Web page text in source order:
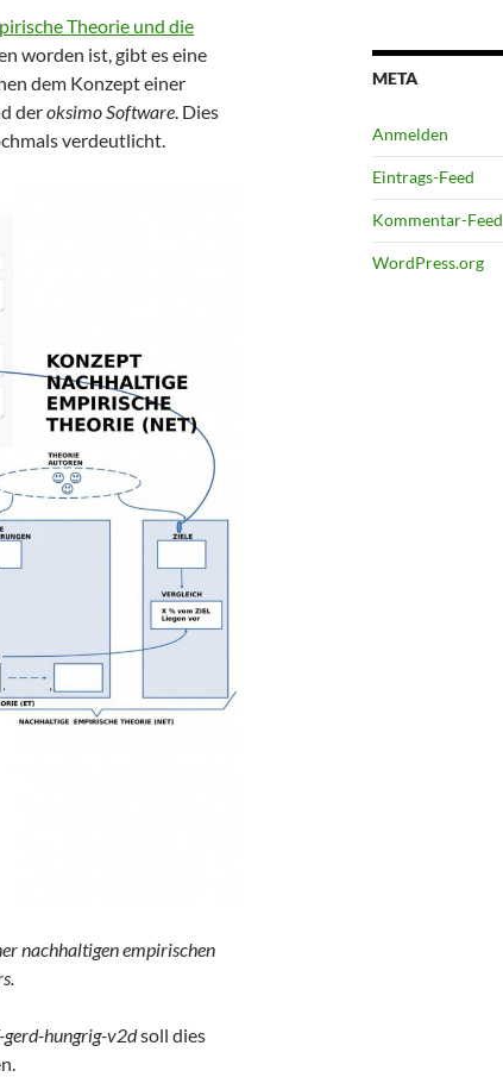
Theorie und die
worden ist, gibt es eine
dem Konzept einer
deroksimo Software. Dies
verdeutlicht.
nachhaltigen empirischen
gerd-hungrig-v2dsoll dies
META
Anmelden
Eintrags-Feed
Kommentar-Feed
WordPress.org